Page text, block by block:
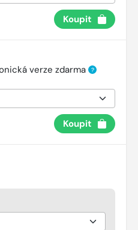
Koupit
verze zdarma ?
Koupit